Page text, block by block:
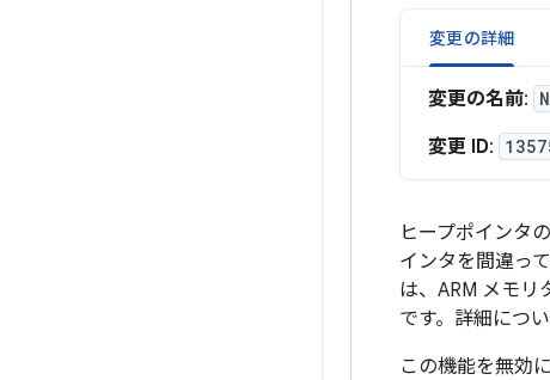
変更の詳細
変更の名前:
変更 ID:
ヒープポインタ
インタを間違っ
は、ARM メモ
です。詳細につ
この機能を無効